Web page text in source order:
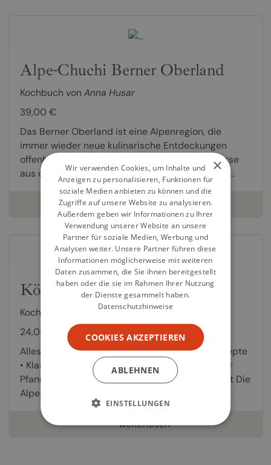
Alpe-Chuchi Berner Oberland
Kochbuch von Anna Husar
39,00 €
Das Berner Oberland ist eine Alpenregion, die
immer wieder neue kulinarische Entdeckungen
offenbart. Es sind einerseits typische Erzeugnisse
aus der Alpwirtschaft und einfache Zutaten wie...
weiterlesen
Köstliche Alpenküche
Kochbuch von
Anna Husar
24,00 €
Alles aus einer Pfanne • Sechs Länder – 60 Rezepte
• Klassiker und vergessene Spezialitäten aus der
Pfanne • Schnelle Gerichte, günstig und nahrhaft Die
Alpenküche zeichnet sich durch...
weiterlesen
×
Wir verwenden Cookies, um Inhalte und
Anzeigen zu personalisieren, Funktionen für
soziale Medien anbieten zu können und die
Zugriffe auf unsere Website zu analysieren.
Außerdem geben wir Informationen zu Ihrer
Verwendung unserer Website an unsere
Partner für soziale Medien, Werbung und
Analysen weiter. Unsere Partner führen diese
Informationen möglicherweise mit weiteren
Daten zusammen, die Sie ihnen bereitgestellt
haben oder die sie im Rahmen Ihrer Nutzung
der Dienste gesammelt haben.
Datenschutzhinweise
COOKIES AKZEPTIEREN
ABLEHNEN
EINSTELLUNGEN